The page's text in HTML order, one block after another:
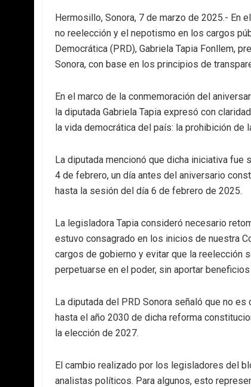
Hermosillo, Sonora, 7 de marzo de 2025.- En
no reelección y el nepotismo en los cargos
Democrática (PRD), Gabriela Tapia Fonllem,
Sonora, con base en los principios de
En el marco de la conmemoración del
la diputada Gabriela Tapia expresó con
la vida democrática del país: la prohibición de
La diputada mencionó que dicha iniciativa
4 de febrero, un día antes del aniversario
hasta la sesión del día 6 de febrero de 2025.
La legisladora Tapia consideró necesario
estuvo consagrado en los inicios de nuestra
cargos de gobierno y evitar que la reelección
perpetuarse en el poder, sin aportar
La diputada del PRD Sonora señaló que no
hasta el año 2030 de dicha reforma
la elección de 2027.
El cambio realizado por los legisladores del
analistas políticos. Para algunos, esto